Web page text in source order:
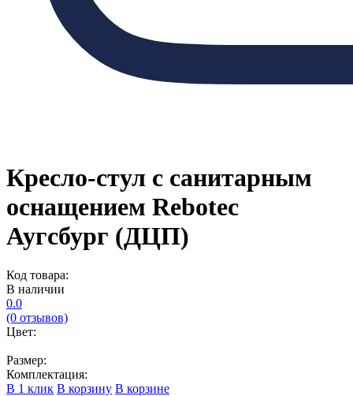
Кресло-стул с санитарным
оснащением Rebotec
Аугсбург (ДЦП)
Код товара:
В наличии
0.0
(0 отзывов)
Цвет:
Размер:
Комплектация:
В 1 клик В корзину В корзине